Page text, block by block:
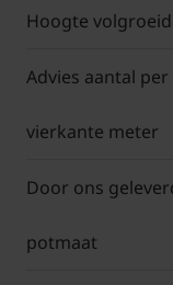
Hoogte
Advies aantal per
vierkante meter
Door ons
potmaat